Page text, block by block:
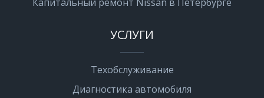
УСЛУГИ
Техобслуживание
Диагностика автомобиля